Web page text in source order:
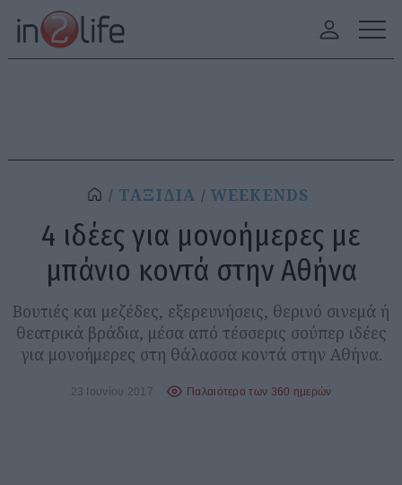
ΤΑΞΙΔΙΑ WEEKENDS
4 ιδέες για μονοήμερες με
μπάνιο κοντά στην Αθήνα
Βουτιές και μεζέδες, εξερευνήσεις, θερινό σινεμά ή
θεατρικά βράδια, μέσα από τέσσερις σούπερ ιδέες
για μονοήμερες στη θάλασσα κοντά στην Αθήνα.
23 Ιουνίου 2017 Παλαιότερο των 360 ημερών